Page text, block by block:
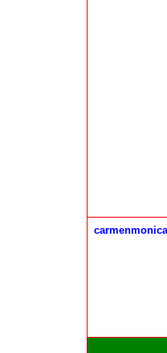
carmenmonica